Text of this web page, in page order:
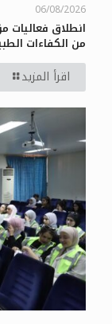
06/08/2026
انطلاق فعاليات
من الكفاءات
اقرأ المزيد